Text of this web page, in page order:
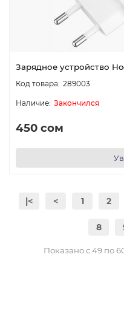
Зарядное устройство
289003
Закончился
450 сом
|< < 1 2
8
Показано с 49 по